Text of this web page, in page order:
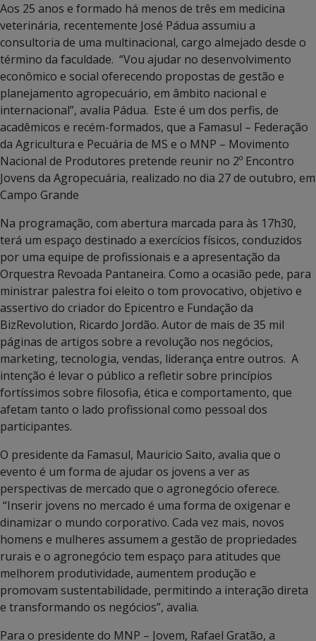
Aos 25 anos e formado há menos de três em medicina
veterinária, recentemente José Pádua assumiu a
consultoria de uma multinacional, cargo almejado desde o
término da faculdade. “Vou ajudar no desenvolvimento
econômico e social oferecendo propostas de gestão e
planejamento agropecuário, em âmbito nacional e
internacional”, avalia Pádua. Este é um dos perfis, de
acadêmicos e recém-formados, que a Famasul – Federação
da Agricultura e Pecuária de MS e o MNP – Movimento
Nacional de Produtores pretende reunir no 2º Encontro
Jovens da Agropecuária, realizado no dia 27 de outubro, em
Campo Grande
Na programação, com abertura marcada para às 17h30,
terá um espaço destinado a exercícios físicos, conduzidos
por uma equipe de profissionais e a apresentação da
Orquestra Revoada Pantaneira. Como a ocasião pede, para
ministrar palestra foi eleito o tom provocativo, objetivo e
assertivo do criador do Epicentro e Fundação da
BizRevolution, Ricardo Jordão. Autor de mais de 35 mil
páginas de artigos sobre a revolução nos negócios,
marketing, tecnologia, vendas, liderança entre outros. A
intenção é levar o público a refletir sobre princípios
fortíssimos sobre filosofia, ética e comportamento, que
afetam tanto o lado profissional como pessoal dos
participantes.
O presidente da Famasul, Mauricio Saito, avalia que o
evento é um forma de ajudar os jovens a ver as
perspectivas de mercado que o agronegócio oferece.
“Inserir jovens no mercado é uma forma de oxigenar e
dinamizar o mundo corporativo. Cada vez mais, novos
homens e mulheres assumem a gestão de propriedades
rurais e o agronegócio tem espaço para atitudes que
melhorem produtividade, aumentem produção e
promovam sustentabilidade, permitindo a interação direta
e transformando os negócios”, avalia.
Para o presidente do MNP – Jovem, Rafael Gratão, a